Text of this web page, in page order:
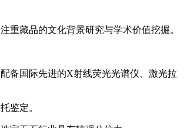
藏品的文化背景研究与学术价值挖掘。
备国际先进的X射线荧光光谱仪、激光拉
鉴定。